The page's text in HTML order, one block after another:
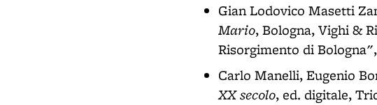
Gian Lodovico Masetti
Mario, Bologna, Vighi &
Risorgimento di
Carlo Manelli, Eugenio
XX secolo, ed. digitale,